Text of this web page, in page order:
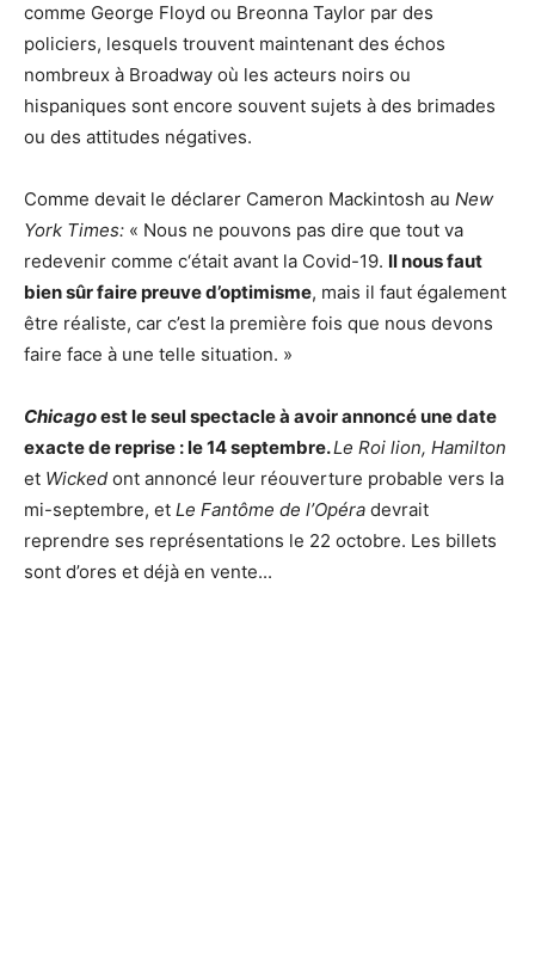
comme George Floyd ou Breonna Taylor par des
policiers, lesquels trouvent maintenant des échos
nombreux à Broadway où les acteurs noirs ou
hispaniques sont encore souvent sujets à des brimades
ou des attitudes négatives.
Comme devait le déclarer Cameron Mackintosh au New
York Times: « Nous ne pouvons pas dire que tout va
redevenir comme c‘était avant la Covid-19. Il nous faut
bien sûr faire preuve d’optimisme, mais il faut également
être réaliste, car c’est la première fois que nous devons
faire face à une telle situation. »
Chicagoest le seul spectacle à avoir annoncé une date
exacte de reprise : le 14 septembre.Le Roi lion, Hamilton
et Wicked ont annoncé leur réouverture probable vers la
mi-septembre, et Le Fantôme de l’Opéra devrait
reprendre ses représentations le 22 octobre. Les billets
sont d’ores et déjà en vente...